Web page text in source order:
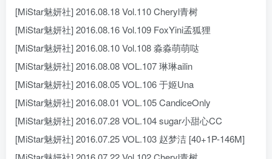
[MiStar魅妍社] 2016.08.18 Vol.110 Cheryl青树
[MiStar魅妍社] 2016.08.16 Vol.109 FoxYini孟狐狸
[MiStar魅妍社] 2016.08.10 Vol.108 淼淼萌萌哒
[MiStar魅妍社] 2016.08.08 VOL.107 琳琳ailin
[MiStar魅妍社] 2016.08.05 VOL.106 于姬Una
[MiStar魅妍社] 2016.08.01 VOL.105 CandiceOnly
[MiStar魅妍社] 2016.07.28 VOL.104 sugar小甜心CC
[MiStar魅妍社] 2016.07.25 VOL.103 赵梦洁 [40+1P-146M]